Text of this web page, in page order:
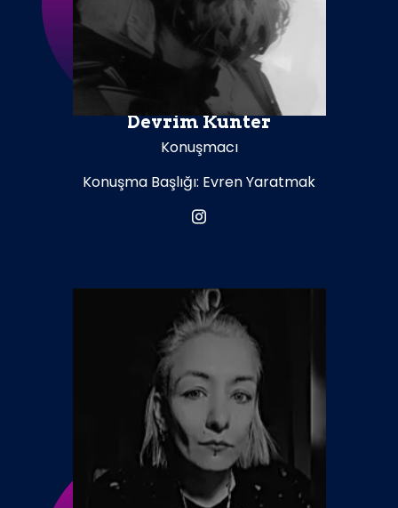
Devrim Kunter
Konuşmacı
Konuşma Başlığı: Evren Yaratmak